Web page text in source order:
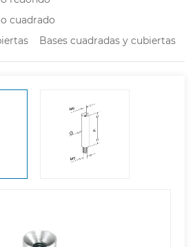
cuadrado
Bases cuadradas y cubiertas